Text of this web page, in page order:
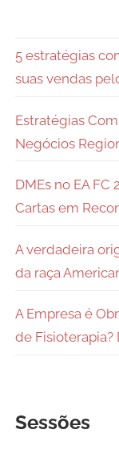
5 estratégias
suas vendas
Estratégias
Negócios
DMEs no EA FC
Cartas em
A verdadeira
da raça
A Empresa é
de Fisioterapia?
Sessões